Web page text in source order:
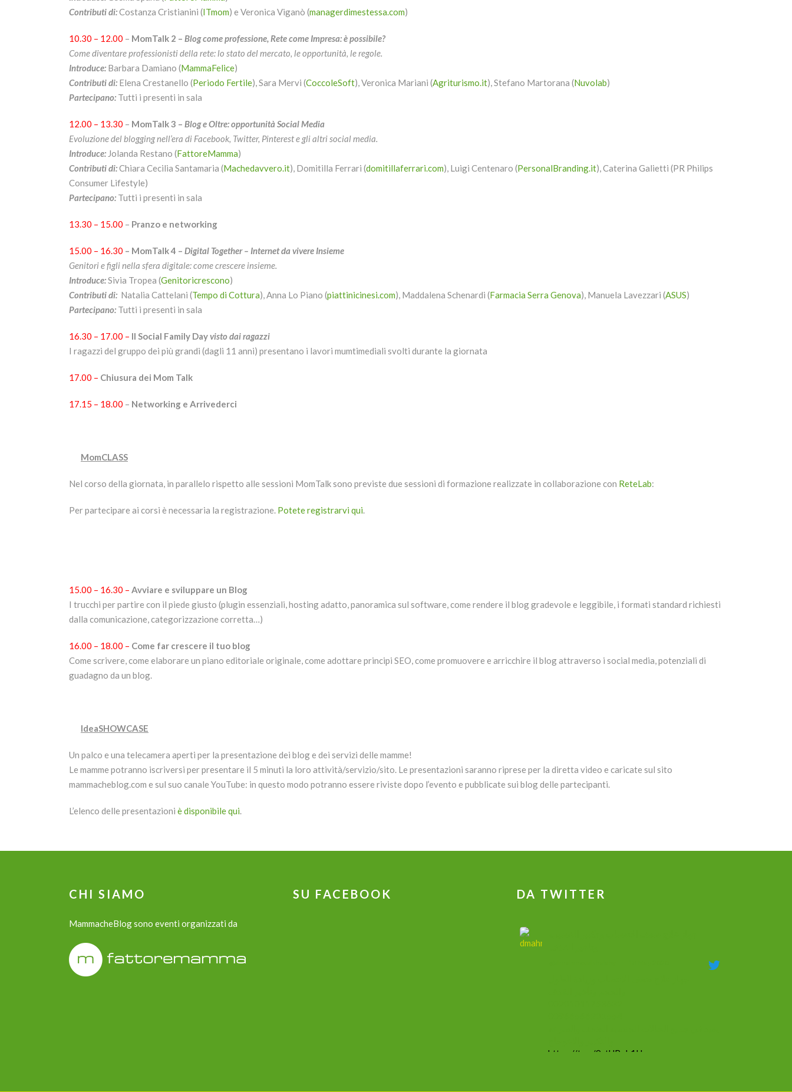
Contributi di:Costanza Cristianini (ITmom) e Veronica Viganò (managerdimestessa.com)
10.30 – 12.00 – MomTalk 2 – Blog come professione, Rete come Impresa: è possibile?
Come diventare professionisti della rete: lo stato del mercato, le opportunità, le regole.
Introduce: Barbara Damiano (MammaFelice)
Contributi di: Elena Crestanello (Periodo Fertile), Sara Mervi (CoccoleSoft), Veronica Mariani (Agriturismo.it), Stefano Martorana (Nuvolab)
Partecipano: Tutti i presenti in sala
12.00 – 13.30 – MomTalk 3 – Blog e Oltre: opportunità Social Media
Evoluzione del blogging nell’era di Facebook, Twitter, Pinterest e gli altri social media.
Introduce: Jolanda Restano (FattoreMamma)
Contributi di:Chiara Cecilia Santamaria (Machedavvero.it), Domitilla Ferrari (domitillaferrari.com), Luigi Centenaro (PersonalBranding.it), Caterina Galietti (PR Philips
Consumer Lifestyle)
Partecipano: Tutti i presenti in sala
13.30 – 15.00 – Pranzo e networking
15.00 – 16.30 – MomTalk 4 – Digital Together – Internet da vivere Insieme
Genitori e figli nella sfera digitale: come crescere insieme.
Introduce:Sivia Tropea (Genitoricrescono)
Contributi di: Natalia Cattelani (Tempo di Cottura), Anna Lo Piano (piattinicinesi.com), Maddalena Schenardi (Farmacia Serra Genova), Manuela Lavezzari (ASUS)
Partecipano: Tutti i presenti in sala
16.30 – 17.00 – Il Social Family Dayvisto dai ragazzi
I ragazzi del gruppo dei più grandi (dagli 11 anni) presentano i lavori mumtimediali svolti durante la giornata
17.00 – Chiusura dei Mom Talk
17.15 – 18.00 – Networking e Arrivederci
MomCLASS
Nel corso della giornata, in parallelo rispetto alle sessioni MomTalk sono previste due sessioni di formazione realizzate in collaborazione con ReteLab:
Per partecipare ai corsi è necessaria la registrazione. Potete registrarvi qui.
15.00 – 16.30 – Avviare e sviluppare un Blog
I trucchi per partire con il piede giusto (plugin essenziali, hosting adatto, panoramica sul software, come rendere il blog gradevole e leggibile, i formati standard richiesti
dalla comunicazione, categorizzazione corretta…)
16.00 – 18.00 – Come far crescere il tuo blog
Come scrivere, come elaborare un piano editoriale originale, come adottare principi SEO, come promuovere e arricchire il blog attraverso i social media, potenziali di
guadagno da un blog.
IdeaSHOWCASE
Un palco e una telecamera aperti per la presentazione dei blog e dei servizi delle mamme!
Le mamme potranno iscriversi per presentare il 5 minuti la loro attività/servizio/sito. Le presentazioni saranno riprese per la diretta video e caricate sul sito
mammacheblog.com e sul suo canale YouTube: in questo modo potranno essere riviste dopo l’evento e pubblicate sui blog delle partecipanti.
L’elenco delle presentazioni è disponibile qui.
CHI SIAMO
MammacheBlog sono eventi organizzati da
SU FACEBOOK DA TWITTER
https://t.co/9ztUBoh1Ha